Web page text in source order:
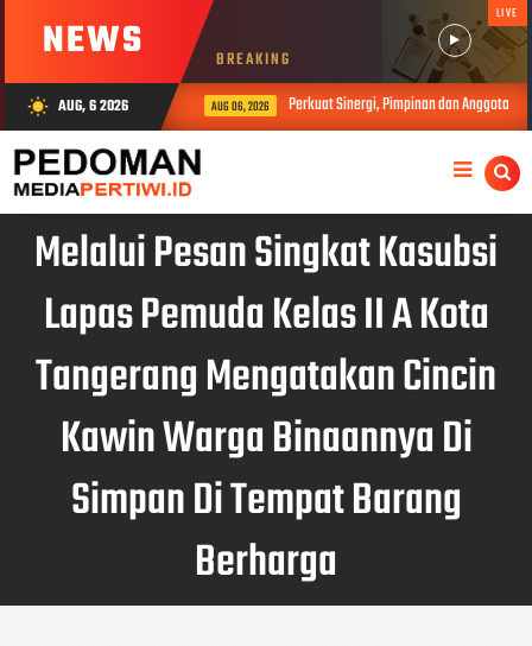
NEWS BREAKING
LIVE
wb_sunny AUG, 6 2026 AUG 06, 2026 Perkuat Sinergi, Pimpinan dan Anggota
Melalui Pesan Singkat Kasubsi
Lapas Pemuda Kelas II A Kota
Tangerang Mengatakan Cincin
Kawin Warga Binaannya Di
Simpan Di Tempat Barang
Berharga